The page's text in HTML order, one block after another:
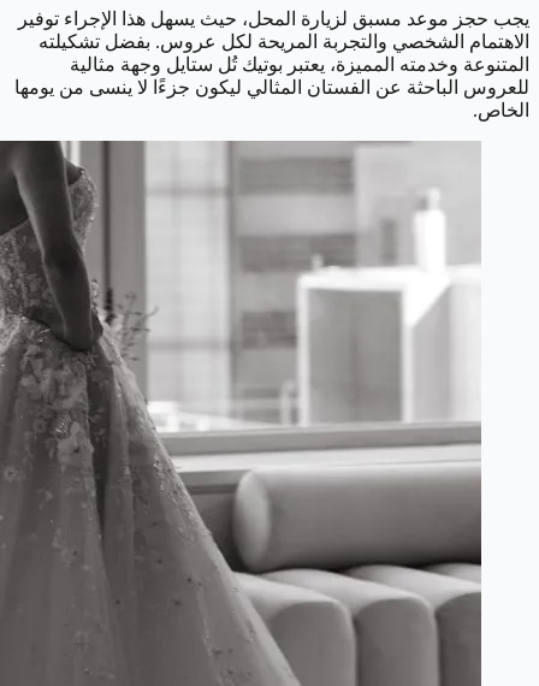
يجب حجز موعد مسبق لزيارة المحل، حيث يسهل هذا الإجراء توفير
الاهتمام الشخصي والتجربة المريحة لكل عروس. بفضل تشكيلته
المتنوعة وخدمته المميزة، يعتبر بوتيك تُل ستايل وجهة مثالية
للعروس الباحثة عن الفستان المثالي ليكون جزءًا لا ينسى من يومها
الخاص.